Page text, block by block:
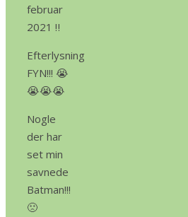
februar
2021 ‼️
Efterlysning
FYN!!! 😭
😭😭😭
Nogle
der har
set min
savnede
Batman!!!
🙁